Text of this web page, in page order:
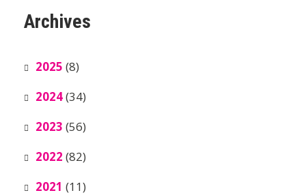
Archives
2025 (8)
2024(34)
2023 (56)
2022 (82)
2021 (11)